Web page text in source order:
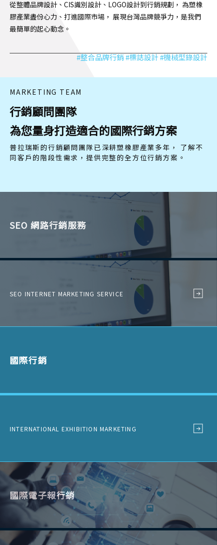
從整體品牌設計、CIS識別設計、LOGO設計到行銷規劃， 為塑橡
膠產業盡份心力、打進國際市場， 展現台灣品牌競爭力，是我們
最簡單的起心動念。
#整合品牌行銷 #標誌設計 #機械型錄設計
MARKETING TEAM
行銷顧問團隊
為您量身打造適合的國際行銷方案
普拉瑞斯的行銷顧問團隊已深耕塑橡膠產業多年，
了解不
同客戶的階段性需求，提供完整的全方位行銷方案。
SEO 網路行銷服務
SEO INTERNET MARKETING SERVICE
國際行銷
INTERNATIONAL EXHIBITION MARKETING
國際電子報行銷